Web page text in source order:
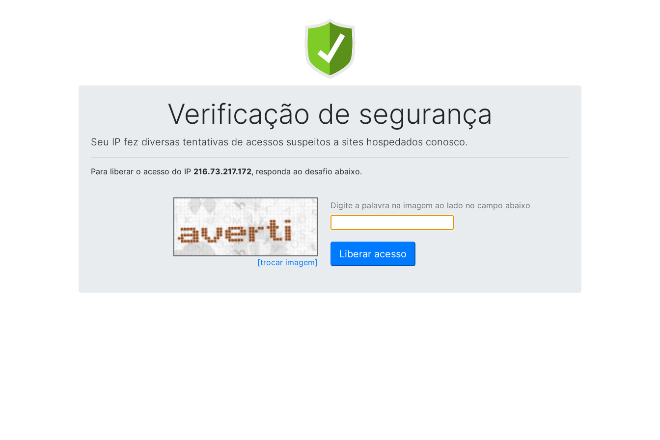
Verificação de segurança
Seu IP fez diversas tentativas de acessos suspeitos a sites hospedados conosco.
Para liberar o acesso do IP 216.73.217.172, responda ao desafio abaixo.
[trocar imagem]
Digite a palavra na imagem ao lado no campo abaixo